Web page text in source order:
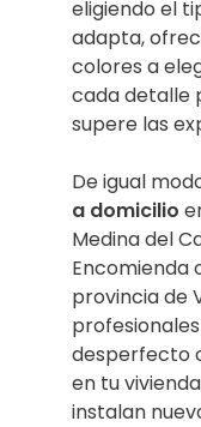
eligiendo el
adapta,
colores a
cada detalle
supere las
De igual
a domicilio
Medina del
Encomienda
provincia de
desperfecto
en tu
instalan